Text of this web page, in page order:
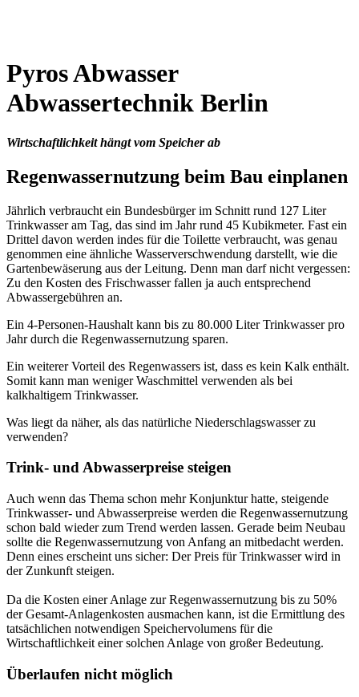
Pyros Abwasser
Abwassertechnik Berlin
Wirtschaftlichkeit hängt vom Speicher ab
Regenwassernutzung beim Bau einplanen
Jährlich verbraucht ein Bundesbürger im Schnitt rund 127 Liter
Trinkwasser am Tag, das sind im Jahr rund 45 Kubikmeter. Fast ein
Drittel davon werden indes für die Toilette verbraucht, was genau
genommen eine ähnliche Wasserverschwendung darstellt, wie die
Gartenbewäserung aus der Leitung. Denn man darf nicht vergessen:
Zu den Kosten des Frischwasser fallen ja auch entsprechend
Abwassergebühren an.
Ein 4-Personen-Haushalt kann bis zu 80.000 Liter Trinkwasser pro
Jahr durch die Regenwassernutzung sparen.
Ein weiterer Vorteil des Regenwassers ist, dass es kein Kalk enthält.
Somit kann man weniger Waschmittel verwenden als bei
kalkhaltigem Trinkwasser.
Was liegt da näher, als das natürliche Niederschlagswasser zu
verwenden?
Trink- und Abwasserpreise steigen
Auch wenn das Thema schon mehr Konjunktur hatte, steigende
Trinkwasser- und Abwasserpreise werden die Regenwassernutzung
schon bald wieder zum Trend werden lassen. Gerade beim Neubau
sollte die Regenwassernutzung von Anfang an mitbedacht werden.
Denn eines erscheint uns sicher: Der Preis für Trinkwasser wird in
der Zunkunft steigen.
Da die Kosten einer Anlage zur Regenwassernutzung bis zu 50%
der Gesamt-Anlagenkosten ausmachen kann, ist die Ermittlung des
tatsächlichen notwendigen Speichervolumens für die
Wirtschaftlichkeit einer solchen Anlage von großer Bedeutung.
Überlaufen nicht möglich